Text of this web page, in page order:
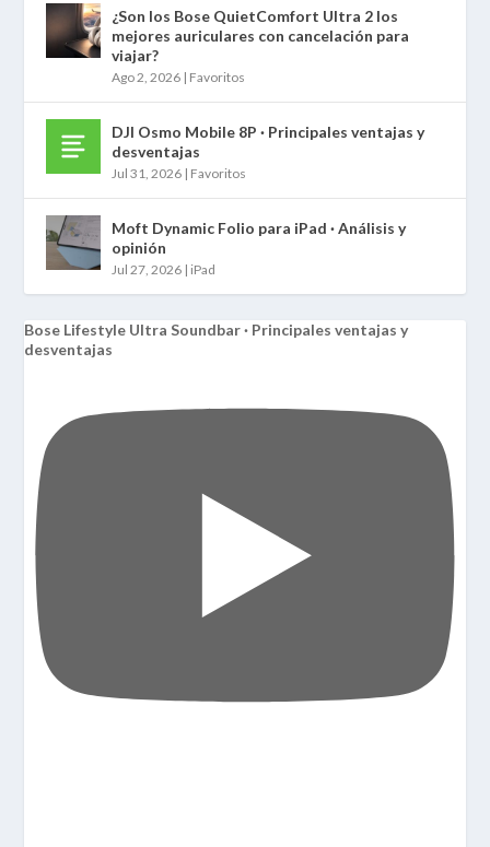
¿Son los Bose QuietComfort Ultra 2 los
mejores auriculares con cancelación para
viajar?
Ago 2, 2026 | Favoritos
DJI Osmo Mobile 8P · Principales ventajas y
desventajas
Jul 31, 2026 | Favoritos
Moft Dynamic Folio para iPad · Análisis y
opinión
Jul 27, 2026 | iPad
Bose Lifestyle Ultra Soundbar · Principales ventajas y
desventajas